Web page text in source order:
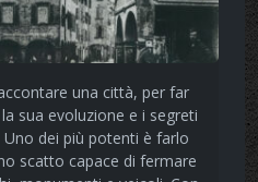
una città, per far
sua evoluzione e i segreti
dei più potenti è farlo
scatto capace di fermare